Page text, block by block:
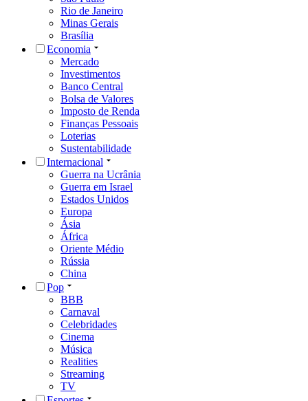
Rio de Janeiro
Minas Gerais
Brasília
Economia
Mercado
Investimentos
Banco Central
Bolsa de Valores
Imposto de Renda
Finanças Pessoais
Loterias
Sustentabilidade
Internacional
Guerra na Ucrânia
Guerra em Israel
Estados Unidos
Europa
Ásia
África
Oriente Médio
Rússia
China
Pop
BBB
Carnaval
Celebridades
Cinema
Música
Realities
Streaming
TV